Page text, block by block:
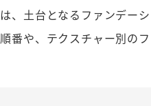
、土台となるファンデー
番や、テクスチャー別の